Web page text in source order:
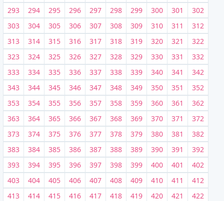
293
294 295 296 297 298 299 300 301
302
303
304 305 306 307 308 309 310 311
312
313
314 315 316 317 318 319 320 321
322
323
324 325 326 327 328 329 330 331
332
333
334 335 336 337 338 339 340 341
342
343
344 345 346 347 348 349 350 351
352
353
354 355 356 357 358 359 360 361
362
363
364 365 366 367 368 369 370 371
372
373
374 375 376 377 378 379 380 381
382
383
384 385 386 387 388 389 390 391
392
393
394 395 396 397 398 399 400 401
402
403
404 405 406 407 408 409 410 411
412
413
414 415 416 417 418 419 420 421
422